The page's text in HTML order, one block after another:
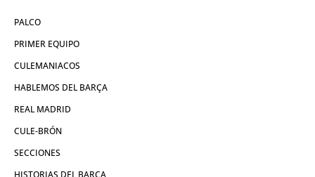
PALCO
PRIMER EQUIPO
CULEMANIACOS
HABLEMOS DEL BARÇA
REAL MADRID
CULE-BRÓN
SECCIONES